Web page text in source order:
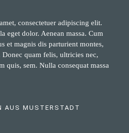
consectetuer adipiscing elit.
eget dolor. Aenean massa. Cum
et magnis dis parturient montes,
quam felis, ultricies nec,
quis, sem. Nulla consequat massa
AUS MUSTERSTADT